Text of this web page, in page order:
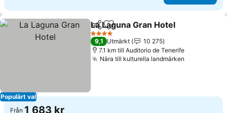
Populärt val
Dela Lägg till i Mina Favoriter
La Laguna Gran Hotel
4 Stjärnor
9,1 Utmärkt
10 275
7.1 km till Auditorio de Tenerife
Nära till kulturella landmärken
Från 1 683 kr